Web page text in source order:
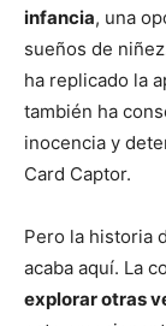
infancia, una
sueños de
ha replicado la
también ha
inocencia y
Card Captor.
Pero la historia
acaba aquí. La
explorar otras